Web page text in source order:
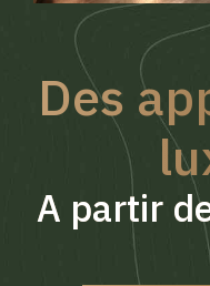
Des
A partir